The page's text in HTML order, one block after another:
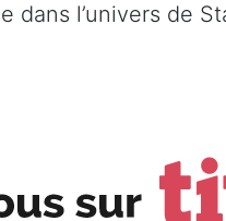
dans l’univers de